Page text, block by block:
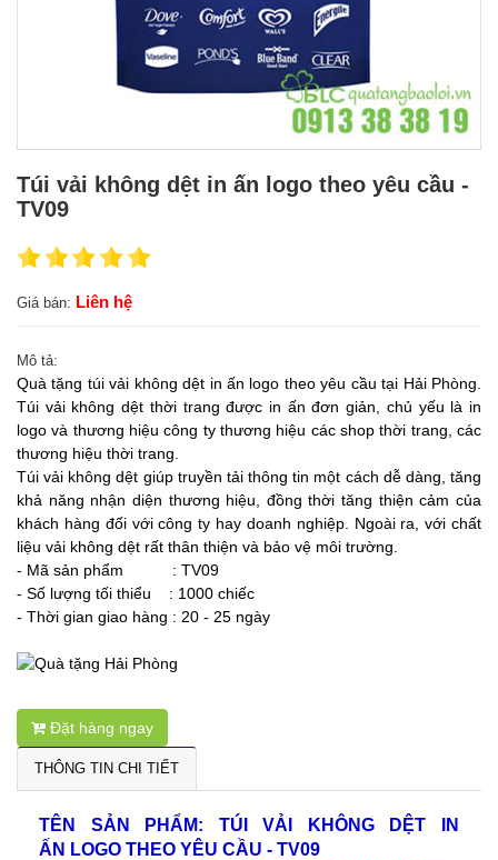
Túi vải không dệt in ấn logo theo yêu cầu -
TV09
Giá bán: Liên hệ
Mô tả:
Quà tặng túi vải không dệt in ấn logo theo yêu cầu tại Hải Phòng
Túi vải không dệt thời trang được in ấn đơn giản, chủ yếu là in
logo và thương hiệu công ty thương hiệu các shop thời trang, các
thương hiệu thời trang.
Túi vải không dệt giúp truyền tải thông tin một cách dễ dàng, tăng
khả năng nhận diện thương hiệu, đồng thời tăng thiện cảm của
khách hàng đối với công ty hay doanh nghiệp. Ngoài ra, với chất
liệu vải không dệt rất thân thiện và bảo vệ môi trường.
- Mã sản phẩm : TV09
- Số lượng tối thiểu : 1000 chiếc
- Thời gian giao hàng : 20 - 25 ngày
Đặt hàng ngay
THÔNG TIN CHI TIẾT
TÊN SẢN PHẨM: TÚI VẢI KHÔNG DỆT IN
ẤN LOGO THEO YÊU CẦU - TV09